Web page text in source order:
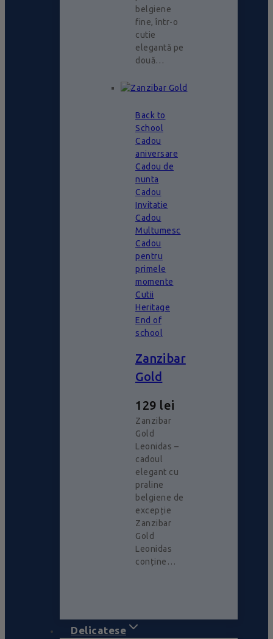
belgiene
fine, într-o
cutie
elegantă pe
două…
Back to
School
Cadou
aniversare
Cadou de
nunta
Cadou
Invitatie
Cadou
Multumesc
Cadou
pentru
primele
momente
Cutii
Heritage
End of
school
Zanzibar
Gold
129 lei
Zanzibar
Gold
Leonidas –
cadoul
elegant cu
praline
belgiene de
excepție
Zanzibar
Gold
Leonidas
conține…
Delicatese